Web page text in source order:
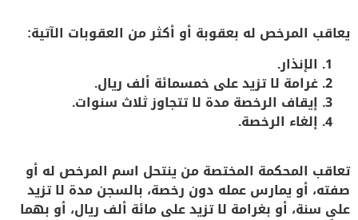
يعاقب المرخص له بعقوبة أو أكثر من العقوبات الآتية:
الإنذار.
غرامة لا تزيد على خمسمائة ألف ريال.
إيقاف الرخصة مدة لا تتجاوز ثلاث سنوات.
إلغاء الرخصة.
تعاقب المحكمة المختصة من ينتحل اسم المرخص له أو
صفته، أو يمارس عمله دون رخصة، بالسجن مدة لا تزيد
على سنة، أو بغرامة لا تزيد على مائة ألف ريال، أو بهما